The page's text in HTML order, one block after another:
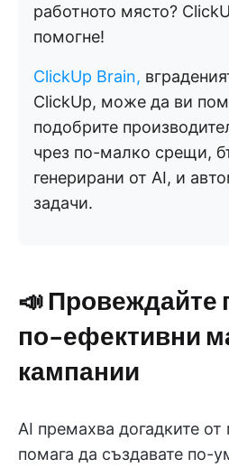
работното място?
помогне!
ClickUp Brain,
ClickUp, може да ви
подобрите
чрез по-малко срещи,
генерирани от AI, и
задачи.
📣 Провеждайте
по-ефективни
кампании
AI премахва догадките
помага да създавате по-